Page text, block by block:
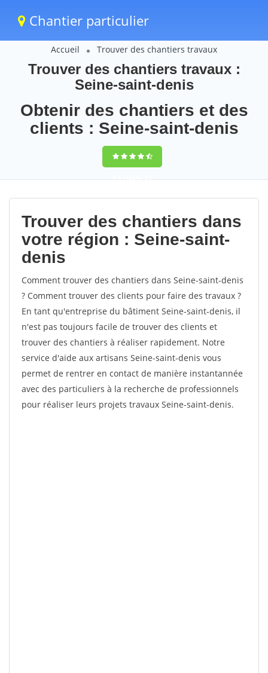
Chantier particulier
Accueil Trouver des chantiers travaux
Trouver des chantiers travaux :
Seine-saint-denis
Obtenir des chantiers et des
clients : Seine-saint-denis
9,5(100%)85
votes
Trouver des chantiers dans
votre région : Seine-saint-
denis
Comment trouver des chantiers dans Seine-saint-denis
? Comment trouver des clients pour faire des travaux ?
En tant qu'entreprise du bâtiment Seine-saint-denis, il
n'est pas toujours facile de trouver des clients et
trouver des chantiers à réaliser rapidement. Notre
service d'aide aux artisans Seine-saint-denis vous
permet de rentrer en contact de manière instantannée
avec des particuliers à la recherche de professionnels
pour réaliser leurs projets travaux Seine-saint-denis.